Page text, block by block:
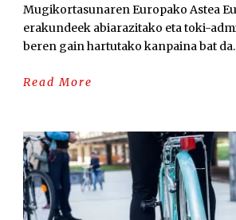
Mugikortasunaren Europako Astea
erakundeek abiarazitako eta toki-
beren gain hartutako kanpaina bat
Read More